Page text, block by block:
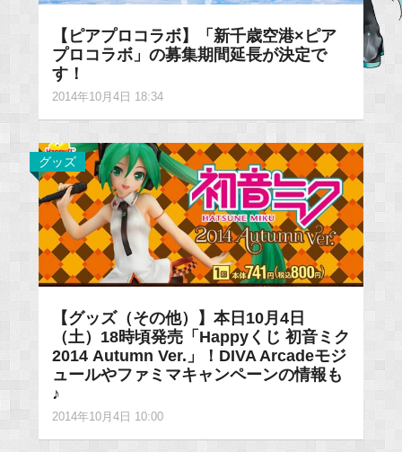
【ピアプロコラボ】「新千歳空港×ピア
プロコラボ」の募集期間延長が決定で
す！
2014年10月4日 18:34
グッズ
【グッズ（その他）】本日10月4日
（土）18時頃発売「Happyくじ 初音ミク
2014 Autumn Ver.」！DIVA Arcadeモジ
ュールやファミマキャンペーンの情報も
♪
2014年10月4日 10:00